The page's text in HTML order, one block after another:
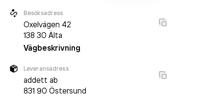
Besöksadress
Oxelvägen 42
138 30 Älta
Vägbeskrivning
Leveransadress
addett ab
831 90 Östersund